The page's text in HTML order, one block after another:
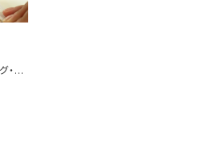
・２